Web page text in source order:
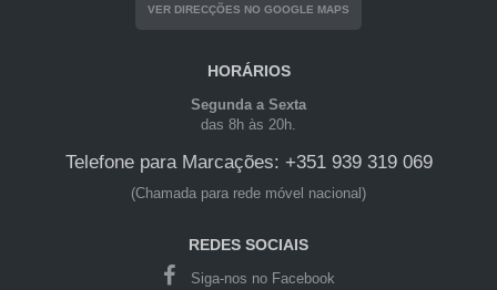
VER DIRECÇÕES NO GOOGLE MAPS
HORÁRIOS
Segunda a Sexta
das 8h às 20h.
Telefone para Marcações: +351 939 319 069
(Chamada para rede móvel nacional)
REDES SOCIAIS
Siga-nos no Facebook